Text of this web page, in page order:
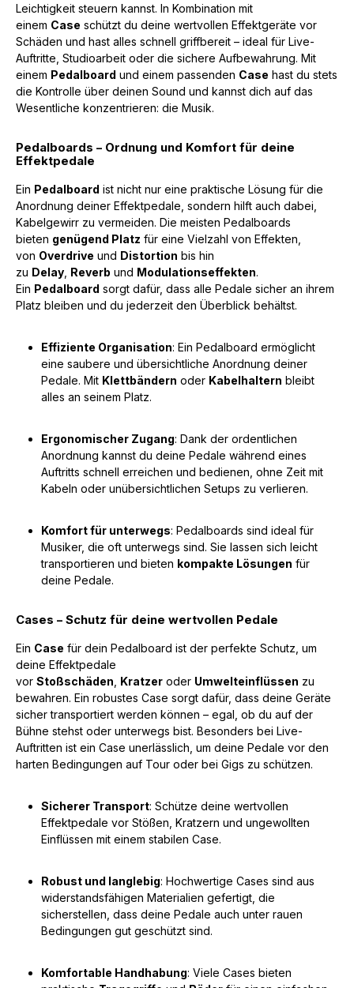
Leichtigkeit steuern kannst. In Kombination mit
einem Case schützt du deine wertvollen Effektgeräte vor
Schäden und hast alles schnell griffbereit – ideal für Live-
Auftritte, Studioarbeit oder die sichere Aufbewahrung. Mit
einem Pedalboard und einem passenden Case hast du stets
die Kontrolle über deinen Sound und kannst dich auf das
Wesentliche konzentrieren: die Musik.
Pedalboards – Ordnung und Komfort für deine
Effektpedale
Ein Pedalboard ist nicht nur eine praktische Lösung für die
Anordnung deiner Effektpedale, sondern hilft auch dabei,
Kabelgewirr zu vermeiden. Die meisten Pedalboards
bieten genügend Platz für eine Vielzahl von Effekten,
von Overdrive und Distortion bis hin
zu Delay Reverb und Modulationseffekten.
Ein Pedalboard sorgt dafür, dass alle Pedale sicher an ihrem
Platz bleiben und du jederzeit den Überblick behältst.
Effiziente Organisation: Ein Pedalboard ermöglicht
eine saubere und übersichtliche Anordnung deiner
Pedale. Mit Klettbändern oder Kabelhaltern bleibt
alles an seinem Platz.
Ergonomischer Zugang: Dank der ordentlichen
Anordnung kannst du deine Pedale während eines
Auftritts schnell erreichen und bedienen, ohne Zeit mit
Kabeln oder unübersichtlichen Setups zu verlieren.
Komfort für unterwegs: Pedalboards sind ideal für
Musiker, die oft unterwegs sind. Sie lassen sich leicht
transportieren und bieten kompakte Lösungen für
deine Pedale.
Cases – Schutz für deine wertvollen Pedale
Ein Case für dein Pedalboard ist der perfekte Schutz, um
deine Effektpedale
vor Stoßschäden Kratzer oder Umwelteinflüssen zu
bewahren. Ein robustes Case sorgt dafür, dass deine Geräte
sicher transportiert werden können – egal, ob du auf der
Bühne stehst oder unterwegs bist. Besonders bei Live-
Auftritten ist ein Case unerlässlich, um deine Pedale vor den
harten Bedingungen auf Tour oder bei Gigs zu schützen.
Sicherer Transport: Schütze deine wertvollen
Effektpedale vor Stößen, Kratzern und ungewollten
Einflüssen mit einem stabilen Case.
Robust und langlebig: Hochwertige Cases sind aus
widerstandsfähigen Materialien gefertigt, die
sicherstellen, dass deine Pedale auch unter rauen
Bedingungen gut geschützt sind.
Komfortable Handhabung: Viele Cases bieten